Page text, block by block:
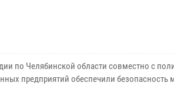
по Челябинской области совместно с
предприятий обеспечили безопасность